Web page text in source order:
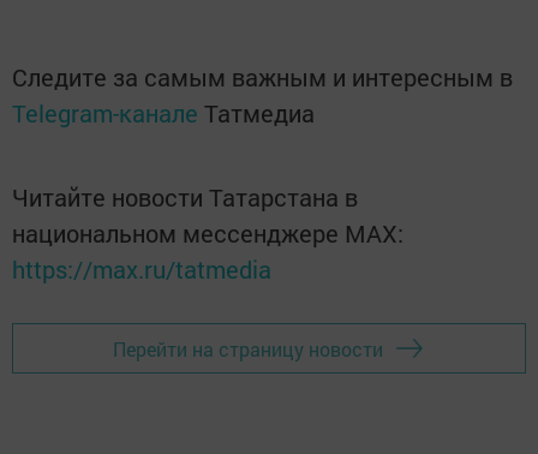
Следите за самым важным и интересным в
Telegram-канале Татмедиа
Читайте новости Татарстана в
национальном мессенджере MАХ:
https://max.ru/tatmedia
Перейти на страницу новости